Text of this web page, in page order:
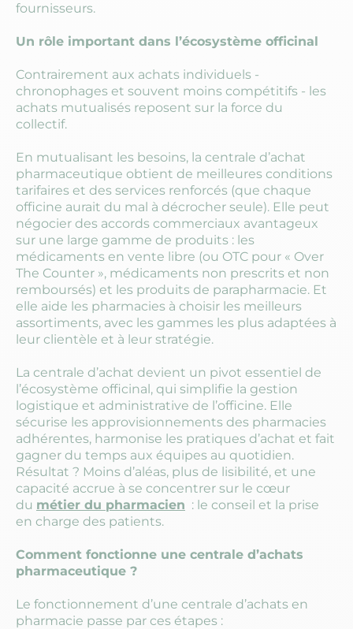
fournisseurs.
Un rôle important dans l’écosystème officinal
Contrairement aux achats individuels -
chronophages et souvent moins compétitifs - les
achats mutualisés reposent sur la force du
collectif.
En mutualisant les besoins, la centrale d’achat
pharmaceutique obtient de meilleures conditions
tarifaires et des services renforcés (que chaque
officine aurait du mal à décrocher seule). Elle peut
négocier des accords commerciaux avantageux
sur une large gamme de produits : les
médicaments en vente libre (ou OTC pour « Over
The Counter », médicaments non prescrits et non
remboursés) et les produits de parapharmacie. Et
elle aide les pharmacies à choisir les meilleurs
assortiments, avec les gammes les plus adaptées à
leur clientèle et à leur stratégie.
La centrale d’achat devient un pivot essentiel de
l’écosystème officinal, qui simplifie la gestion
logistique et administrative de l’officine. Elle
sécurise les approvisionnements des pharmacies
adhérentes, harmonise les pratiques d’achat et fait
gagner du temps aux équipes au quotidien.
Résultat ? Moins d’aléas, plus de lisibilité, et une
capacité accrue à se concentrer sur le cœur
du métier du pharmacien : le conseil et la prise
en charge des patients.
Comment fonctionne une centrale d’achats
pharmaceutique ?
Le fonctionnement d’une centrale d’achats en
pharmacie passe par ces étapes :